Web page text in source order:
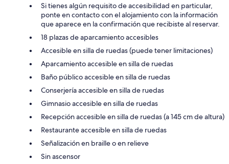
Si tienes algún requisito de accesibilidad en particular,
ponte en contacto con el alojamiento con la información
que aparece en la confirmación que recibiste al reservar.
18 plazas de aparcamiento accesibles
Accesible en silla de ruedas (puede tener limitaciones)
Aparcamiento accesible en silla de ruedas
Baño público accesible en silla de ruedas
Conserjería accesible en silla de ruedas
Gimnasio accesible en silla de ruedas
Recepción accesible en silla de ruedas (a 145 cm de altura)
Restaurante accesible en silla de ruedas
Señalización en braille o en relieve
Sin ascensor